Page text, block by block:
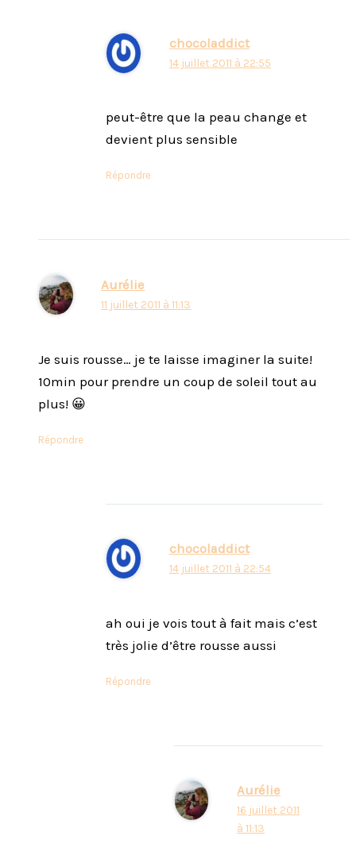
chocoladdict
14 juillet 2011 à 22:55
peut-être que la peau change et
devient plus sensible
Répondre
Aurélie
11 juillet 2011 à 11:13
Je suis rousse… je te laisse imaginer la suite!
10min pour prendre un coup de soleil tout au
plus! 😀
Répondre
chocoladdict
14 juillet 2011 à 22:54
ah oui je vois tout à fait mais c’est
très jolie d’être rousse aussi
Répondre
Aurélie
16 juillet 2011
à 11:13